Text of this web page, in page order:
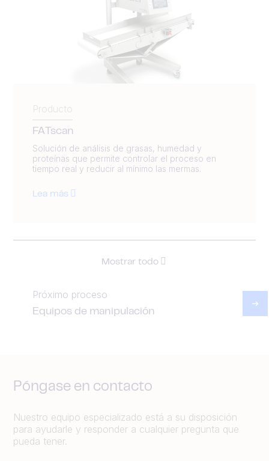
Producto
FATscan
Solución de análisis de grasas, humedad y
proteínas que permite controlar el proceso en
tiempo real y reducir al mínimo las mermas.
Lea más
Mostrar todo
Próximo proceso
Equipos de manipulación
Póngase en contacto
Nuestro equipo especializado está a su disposición
para ayudarle y responder a cualquier pregunta que
pueda tener.